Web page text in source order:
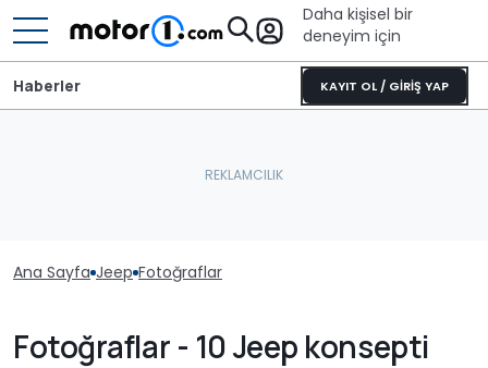
Daha kişisel bir
deneyim için
KAYIT OL / GİRİŞ YAP
Haberler
Ana Sayfa Jeep Fotoğraflar
Fotoğraflar - 10 Jeep konsepti